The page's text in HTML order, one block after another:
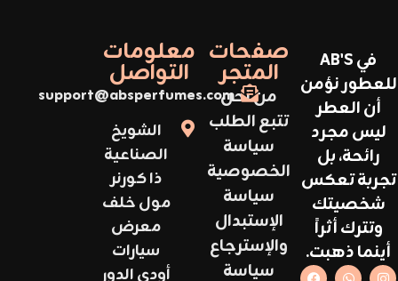
في AB'S
للعطور نؤمن
أن العطر
ليس مجرد
رائحة، بل
تجربة تعكس
شخصيتك
وتترك أثراً
أينما ذهبت.
صفحات
المتجر
من نحن
تتبع الطلب
سياسة
الخصوصية
سياسة
الإستبدال
والإسترجاع
سياسة
معلومات
التواصل
support@absperfumes.com
الشويخ
الصناعية
ذا كورنر
مول خلف
معرض
سيارات
أودي الدور